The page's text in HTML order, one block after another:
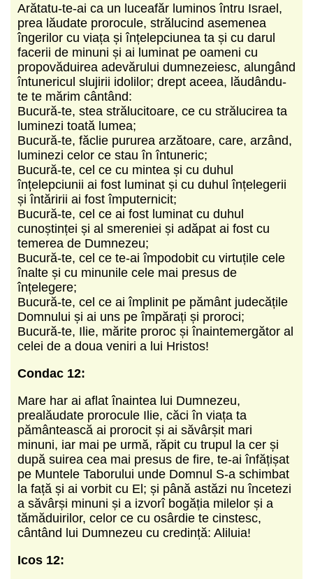
Arătatu-te-ai ca un luceafăr luminos întru Israel,
prea lăudate prorocule, strălucind asemenea
îngerilor cu viața și înțelepciunea ta și cu darul
facerii de minuni și ai luminat pe oameni cu
propovăduirea adevărului dumnezeiesc, alungând
întunericul slujirii idolilor; drept aceea, lăudându-
te te mărim cântând:
Bucură-te, stea strălucitoare, ce cu strălucirea ta
luminezi toată lumea;
Bucură-te, făclie pururea arzătoare, care, arzând,
luminezi celor ce stau în întuneric;
Bucură-te, cel ce cu mintea și cu duhul
înțelepciunii ai fost luminat și cu duhul înțelegerii
și întăririi ai fost împuternicit;
Bucură-te, cel ce ai fost luminat cu duhul
cunoștinței și al smereniei și adăpat ai fost cu
temerea de Dumnezeu;
Bucură-te, cel ce te-ai împodobit cu virtuțile cele
înalte și cu minunile cele mai presus de
înțelegere;
Bucură-te, cel ce ai împlinit pe pământ judecățile
Domnului și ai uns pe împărați și proroci;
Bucură-te, Ilie, mărite proroc și înaintemergător al
celei de a doua veniri a lui Hristos!
Condac 12:
Mare har ai aflat înaintea lui Dumnezeu,
prealăudate prorocule Ilie, căci în viața ta
pământească ai prorocit și ai săvârșit mari
minuni, iar mai pe urmă, răpit cu trupul la cer și
după suirea cea mai presus de fire, te-ai înfățișat
pe Muntele Taborului unde Domnul S-a schimbat
la față și ai vorbit cu El; și până astăzi nu încetezi
a săvârși minuni și a izvorî bogăția milelor și a
tămăduirilor, celor ce cu osârdie te cinstesc,
cântând lui Dumnezeu cu credință: Aliluia!
Icos 12: